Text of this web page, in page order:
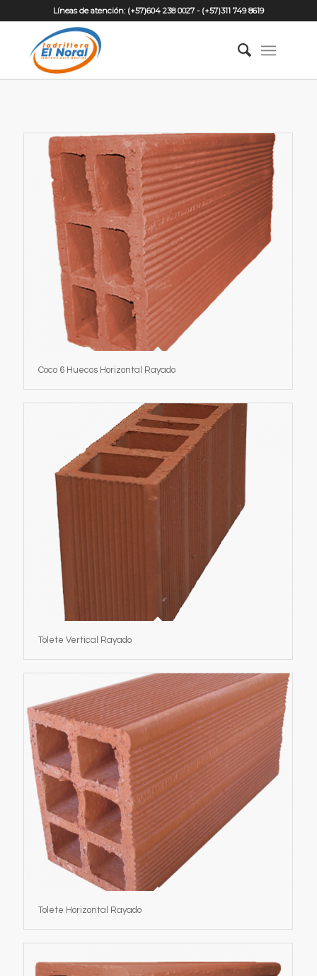
Líneas de atención: (+57)604 238 0027- (+57)311 749 8619
Coco 6 Huecos Horizontal Rayado
Tolete Vertical Rayado
Tolete Horizontal Rayado